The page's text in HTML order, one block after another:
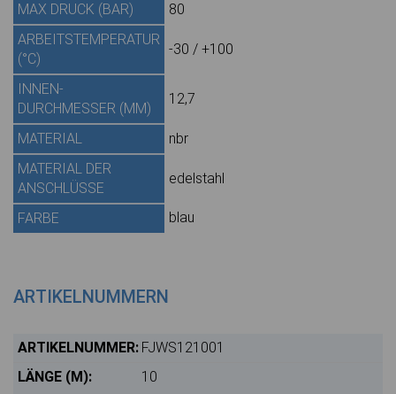
MAX DRUCK (BAR)
80
ARBEITSTEMPERATUR
(°C)
-30 / +100
INNEN-
DURCHMESSER (MM)
12,7
MATERIAL
nbr
MATERIAL DER
ANSCHLÜSSE
edelstahl
FARBE blau
ARTIKELNUMMERN
FJWS121001
10